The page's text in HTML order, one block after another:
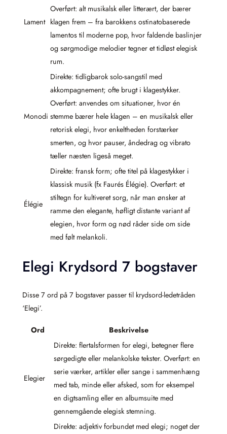
Lament
Overført: alt musikalsk eller litterært, der bærer
klagen frem – fra barokkens ostinatobaserede
lamentos til moderne pop, hvor faldende baslinjer
og sørgmodige melodier tegner et tidløst elegisk
rum.
Monodi
Direkte: tidligbarok solo-sangstil med
akkompagnement; ofte brugt i klagestykker.
Overført: anvendes om situationer, hvor én
stemme bærer hele klagen – en musikalsk eller
retorisk elegi, hvor enkeltheden forstærker
smerten, og hvor pauser, åndedrag og vibrato
tæller næsten ligeså meget.
Élégie
Direkte: fransk form; ofte titel på klagestykker i
klassisk musik (fx Faurés Élégie). Overført: et
stiltegn for kultiveret sorg, når man ønsker at
ramme den elegante, høfligt distante variant af
elegien, hvor form og nød råder side om side
med følt melankoli.
Elegi Krydsord 7 bogstaver
Disse 7 ord på 7 bogstaver passer til krydsord-ledetråden
‘Elegi’.
Ord Beskrivelse
Elegier
Direkte: flertalsformen for elegi, betegner flere
sørgedigte eller melankolske tekster. Overført: en
serie værker, artikler eller sange i sammenhæng
med tab, minde eller afsked, som for eksempel
en digtsamling eller en albumsuite med
gennemgående elegisk stemning.
Direkte: adjektiv forbundet med elegi; noget der